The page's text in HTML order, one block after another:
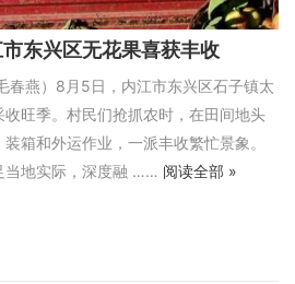
东兴区无花果喜获丰收
春燕）8月5日，内江市东兴区石子镇太
旺季。村民们抢抓农时，在田间地头
箱和外运作业，一派丰收繁忙景象。
当地实际，深度融 …… 阅读全部 »